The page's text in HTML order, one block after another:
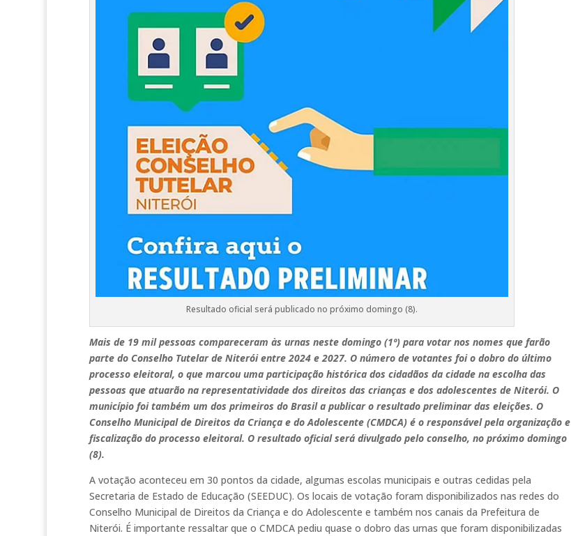
Resultado oficial será publicado no próximo domingo (8).
Mais de 19 mil pessoas compareceram às urnas neste domingo (1º) para votar nos nomes que farão
parte do Conselho Tutelar de Niterói entre 2024 e 2027. O número de votantes foi o dobro do último
processo eleitoral, o que marcou uma participação histórica dos cidadãos da cidade na escolha das
pessoas que atuarão na representatividade dos direitos das crianças e dos adolescentes de Niterói. O
município foi também um dos primeiros do Brasil a publicar o resultado preliminar das eleições. O
Conselho Municipal de Direitos da Criança e do Adolescente (CMDCA) é o responsável pela organização e
fiscalização do processo eleitoral. O resultado oficial será divulgado pelo conselho, no próximo domingo
(8).
A votação aconteceu em 30 pontos da cidade, algumas escolas municipais e outras cedidas pela
Secretaria de Estado de Educação (SEEDUC). Os locais de votação foram disponibilizados nas redes do
Conselho Municipal de Direitos da Criança e do Adolescente e também nos canais da Prefeitura de
Niterói. É importante ressaltar que o CMDCA pediu quase o dobro das urnas que foram disponibilizadas